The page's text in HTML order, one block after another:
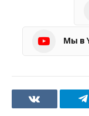
Мы в
VKontakte